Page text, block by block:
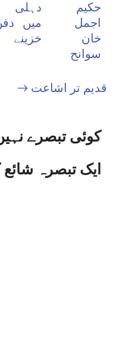
حکیم
اجمل
خان
سوانح
دہلی
میں
خزینے
قدیم تر اشاعت →
کوئی تبصرے
ایک تبصرہ شائع